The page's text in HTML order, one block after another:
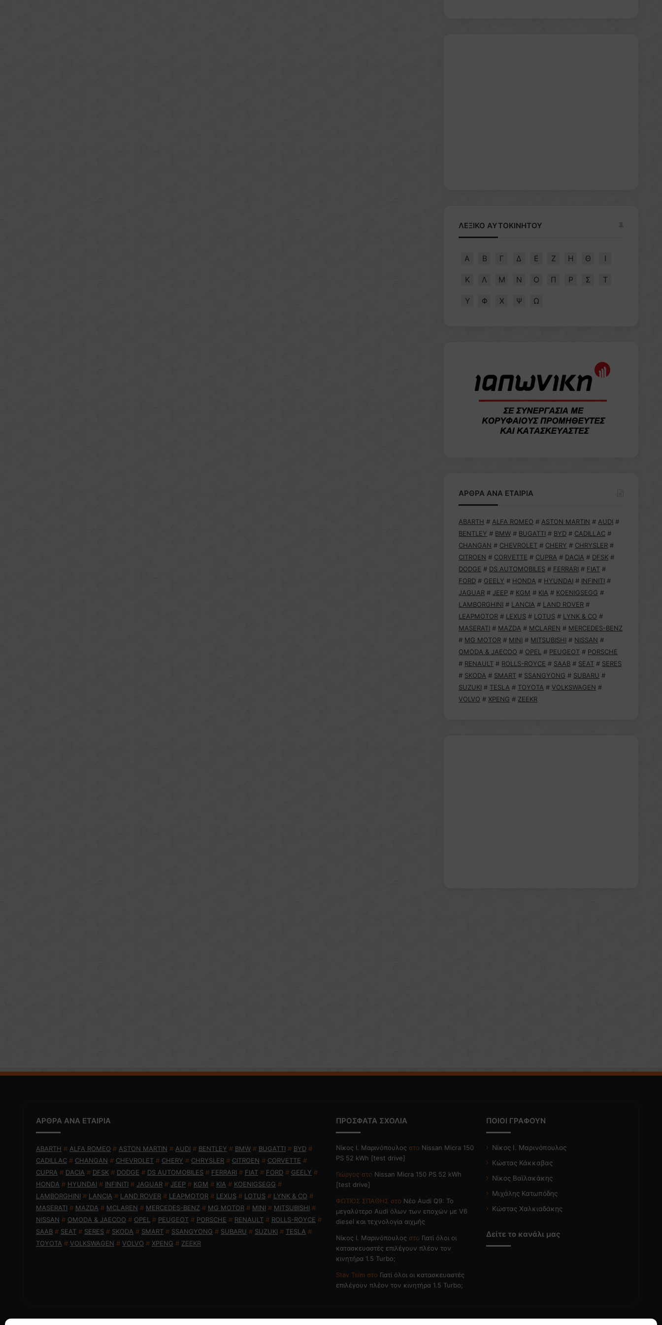
ΛΕΞΙΚΟ ΑΥΤΟΚΙΝΗΤΟΥ
Α Β Γ Δ Ε Ζ Η Θ Ι
Κ Λ Μ Ν Ο Π Ρ Σ Τ
Υ Φ Χ Ψ Ω
ΑΡΘΡΑ ΑΝΑ ΕΤΑΙΡΙΑ
ABARTH # ALFA ROMEO # ASTON MARTIN # AUDI #
BENTLEY # BMW # BUGATTI # BYD # CADILLAC #
CHANGAN # CHEVROLET # CHERY # CHRYSLER #
CITROEN # CORVETTE # CUPRA # DACIA # DFSK #
DODGE # DS AUTOMOBILES # FERRARI # FIAT #
FORD # GEELY # HONDA # HYUNDAI # INFINITI #
JAGUAR # JEEP # KGM # KIA # KOENIGSEGG #
LAMBORGHINI # LANCIA # LAND ROVER #
LEAPMOTOR # LEXUS # LOTUS # LYNK & CO #
MASERATI # MAZDA # MCLAREN # MERCEDES-BENZ
# MG MOTOR # MINI # MITSUBISHI # NISSAN #
OMODA & JAECOO # OPEL # PEUGEOT # PORSCHE
# RENAULT # ROLLS-ROYCE # SAAB # SEAT # SERES
# SKODA # SMART # SSANGYONG # SUBARU #
SUZUKI # TESLA # TOYOTA # VOLKSWAGEN #
VOLVO # XPENG # ZEEKR
ΑΡΘΡΑ ΑΝΑ ΕΤΑΙΡΙΑ
ABARTH # ALFA ROMEO # ASTON MARTIN # AUDI # BENTLEY # BMW # BUGATTI # BYD #
CADILLAC # CHANGAN # CHEVROLET # CHERY # CHRYSLER # CITROEN # CORVETTE #
CUPRA # DACIA # DFSK # DODGE # DS AUTOMOBILES # FERRARI # FIAT # FORD # GEELY #
HONDA # HYUNDAI # INFINITI # JAGUAR # JEEP # KGM # KIA # KOENIGSEGG #
LAMBORGHINI # LANCIA # LAND ROVER # LEAPMOTOR # LEXUS # LOTUS # LYNK & CO #
MASERATI # MAZDA # MCLAREN # MERCEDES-BENZ # MG MOTOR # MINI # MITSUBISHI #
NISSAN # OMODA & JAECOO # OPEL # PEUGEOT # PORSCHE # RENAULT # ROLLS-ROYCE #
SAAB # SEAT # SERES # SKODA # SMART # SSANGYONG # SUBARU # SUZUKI # TESLA #
TOYOTA # VOLKSWAGEN # VOLVO # XPENG # ZEEKR
ΠΡΟΣΦΑΤΑ ΣΧΟΛΙΑ
Nίκος Ι. Mαρινόπουλος στο Nissan Micra 150
PS 52 kWh [test drive]
Γιώργος στο Nissan Micra 150 PS 52 kWh
[test drive]
ΦΩΤΙΟΣ ΣΠΑΘΗΣ στο Νέο Audi Q9: Το
μεγαλύτερο Audi όλων των εποχών με V6
diesel και τεχνολογία αιχμής
Nίκος Ι. Mαρινόπουλος στο Γιατί όλοι οι
κατασκευαστές επιλέγουν πλέον τον
κινητήρα 1.5 Turbo;
Stav Tsim στο Γιατί όλοι οι κατασκευαστές
επιλέγουν πλέον τον κινητήρα 1.5 Turbo;
ΠΟΙΟΙ ΓΡΑΦΟΥΝ
Νίκος Ι. Μαρινόπουλος
Κώστας Κάκκαβας
Νίκος Βαϊλακάκης
Μιχάλης Κατωπόδης
Κώστας Χαλκιαδάκης
Δείτε το κανάλι μας